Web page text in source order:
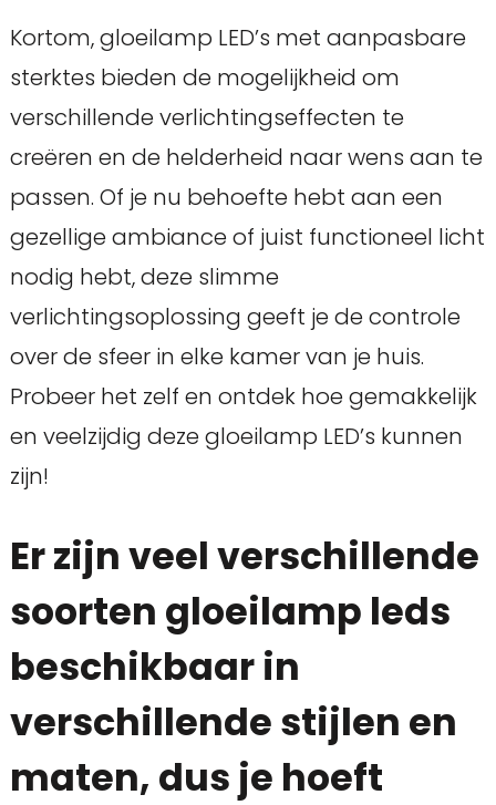
Kortom, gloeilamp LED’s met aanpasbare
sterktes bieden de mogelijkheid om
verschillende verlichtingseffecten te
creëren en de helderheid naar wens aan te
passen. Of je nu behoefte hebt aan een
gezellige ambiance of juist functioneel licht
nodig hebt, deze slimme
verlichtingsoplossing geeft je de controle
over de sfeer in elke kamer van je huis.
Probeer het zelf en ontdek hoe gemakkelijk
en veelzijdig deze gloeilamp LED’s kunnen
zijn!
Er zijn veel verschillende
soorten gloeilamp leds
beschikbaar in
verschillende stijlen en
maten, dus je hoeft